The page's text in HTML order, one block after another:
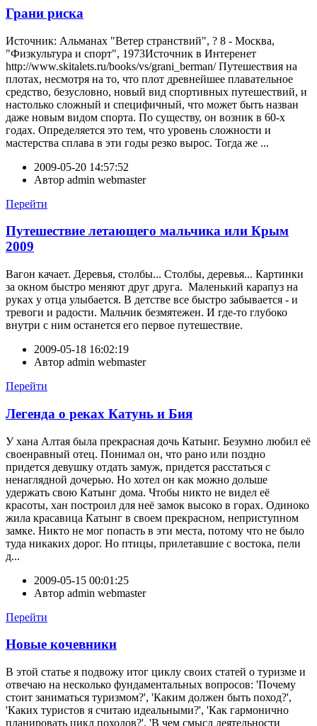
Грани риска
Источник: Альманах "Ветер странствий", ? 8 - Москва,
"Физкультура и спорт", 1973Источник в Интеренет
http://www.skitalets.ru/books/vs/grani_berman/ Путешествия на
плотах, несмотря на то, что плот древнейшее плавательное
средство, безусловно, новый вид спортивных путешествий, и
настолько сложный и специфичный, что может быть назван
даже новым видом спорта. По существу, он возник в 60-х
годах. Определяется это тем, что уровень сложности и
мастерства сплава в эти годы резко вырос. Тогда же ...
2009-05-20 14:57:52
Автор admin webmaster
Перейти
Путешествие летающего мальчика или Крым
2009
Вагон качает. Деревья, столбы... Столбы, деревья... Картинки
за окном быстро меняют друг друга. Маленький карапуз на
руках у отца улыбается. В детстве все быстро забывается - и
тревоги и радости. Мальчик безмятежен. И где-то глубоко
внутри с ним останется его первое путешествие.
2009-05-18 16:02:19
Автор admin webmaster
Перейти
Легенда о реках Катунь и Бия
У хана Алтая была прекрасная дочь Катынг. Безумно любил её
своенравный отец. Понимал он, что рано или поздно
придется девушку отдать замуж, придется расстаться с
ненаглядной дочерью. Но хотел он как можно дольше
удержать свою Катынг дома. Чтобы никто не видел её
красоты, хан построил для неё замок высоко в горах. Одиноко
жила красавица Катынг в своем прекрасном, неприступном
замке. Никто не мог попасть в эти места, потому что не было
туда никаких дорог. Но птицы, прилетавшие с востока, пели
д...
2009-05-15 00:01:25
Автор admin webmaster
Перейти
Новые кочевники
В этой статье я подвожу итог циклу своих статей о туризме и
отвечаю на несколько фундаментальных вопросов: 'Почему
стоит заниматься туризмом?', 'Каким должен быть поход?',
'Каких туристов я считаю идеальными?', 'Как гармонично
планировать цикл походов?', 'В чем смысл деятельности